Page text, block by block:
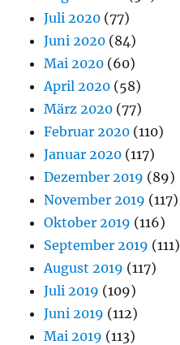
Juli 2020 (77)
Juni 2020 (84)
Mai 2020 (60)
April 2020 (58)
März 2020 (77)
Februar 2020 (110)
Januar 2020 (117)
Dezember 2019 (89)
November 2019 (117)
Oktober 2019 (116)
September 2019 (111)
August 2019 (117)
Juli 2019 (109)
Juni 2019 (112)
Mai 2019 (113)